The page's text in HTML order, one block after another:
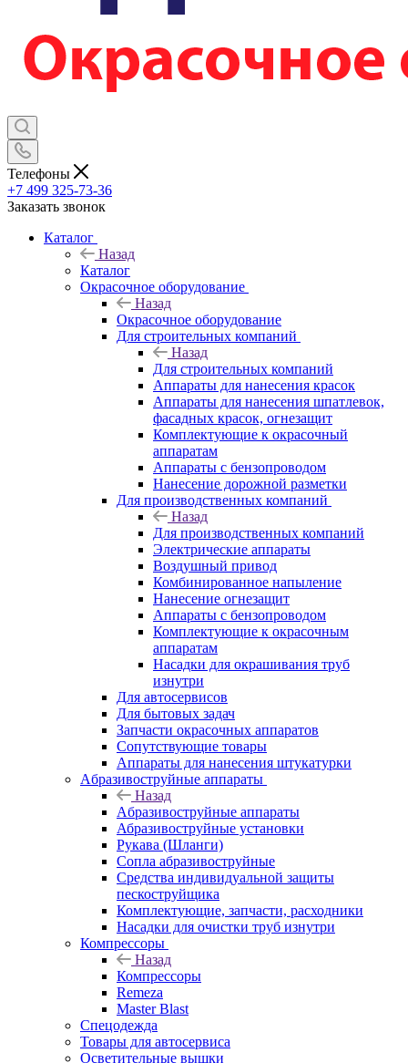
Телефоны
+7 499 325-73-36
Заказать звонок
Каталог
Назад
Каталог
Окрасочное оборудование
Назад
Окрасочное оборудование
Для строительных компаний
Назад
Для строительных компаний
Аппараты для нанесения красок
Аппараты для нанесения шпатлевок,
фасадных красок, огнезащит
Комплектующие к окрасочный
аппаратам
Аппараты с бензопроводом
Нанесение дорожной разметки
Для производственных компаний
Назад
Для производственных компаний
Электрические аппараты
Воздушный привод
Комбинированное напыление
Нанесение огнезащит
Аппараты с бензопроводом
Комплектующие к окрасочным
аппаратам
Насадки для окрашивания труб
изнутри
Для автосервисов
Для бытовых задач
Запчасти окрасочных аппаратов
Сопутствующие товары
Аппараты для нанесения штукатурки
Aбразивоструйные аппараты
Назад
Aбразивоструйные аппараты
Абразивоструйные установки
Рукава (Шланги)
Сопла абразивоструйные
Средства индивидуальной защиты
пескоструйщика
Комплектующие, запчасти, расходники
Насадки для очистки труб изнутри
Компрессоры
Назад
Компрессоры
Remeza
Master Blast
Спецодежда
Товары для автосервиса
Осветительные вышки